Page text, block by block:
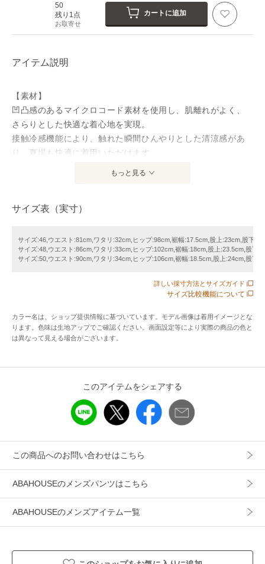
50
残り1点
お取寄せ
カートに追加
アイテム説明
【素材】
凹凸感のあるマイクロコード素材を使用し、肌離れがよく、
さらりとした快適な着心地を実現。
接触冷感機能により、触れた瞬間ひんやりとした清涼感があ
り、夏場も快適に着用いただけます。
【デザイン】
ペグトップはツータック仕様で腰まわりにゆとりを持たせ、
程よくこなれた大人のカジュアル感を演出します。
Tシャツ合わせのカジュアルなスタイルからジャケットやシャ
ツと合わせたきれいめなスタイルにも対応できます。
「伝統と現代性」「機能性とファッション性」を融合し遊び
心のスパイスをきかせた大人のドレススタイルを提案。
特に、こだわりの生地を使ったジャケットとカジュアルアウ
ータルに展開。
アイテム情報
配送料
送料無料
71529850000
もっと見る
サイズ表（実寸）
サイズ:46,ウエスト:81cm,ワタリ:32cm,ヒップ:98cm,裾幅:17.5cm,股上:23cm,股下
サイズ:48,ウエスト:86cm,ワタリ:33cm,ヒップ:102cm,裾幅:18cm,股上:23.5cm,股下
サイズ:50,ウエスト:90cm,ワタリ:34cm,ヒップ:106cm,裾幅:18.5cm,股上:24cm,股下
詳しい採寸方法とサイズガイド
サイズ比較機能について
カラー名は、ショップ提供情報に基づいています。モデル画像は着用イメージとな
ります。色味は生地アップでご確認ください。画面設定等により実際の商品の色と
は異なって見える場合がございます。
このアイテムをシェアする
この商品へのお問い合わせはこちら
ABAHOUSEのメンズパンツはこちら
ABAHOUSEのメンズアイテム一覧